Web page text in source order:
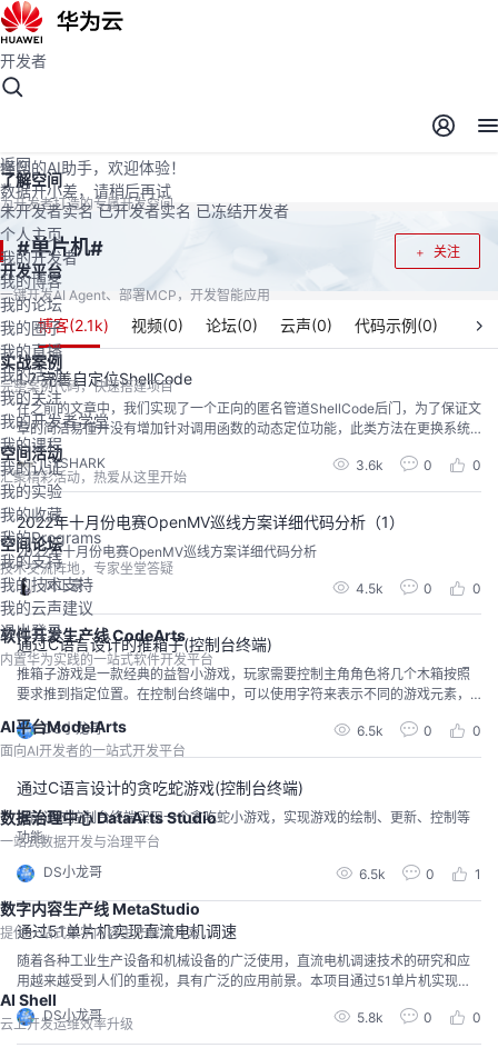
开发者空间
开发者空间
了解空间
为开发者打造的专属开发空间
开发平台
一键开发AI Agent、部署MCP，开发智能应用
实战案例
完整案例代码，快速搭建项目
空间活动
汇聚精彩活动，热爱从这里开始
空间论坛
技术交流阵地，专家坐堂答疑
软件开发生产线 CodeArts
内置华为实践的一站式软件开发平台
AI平台ModelArts
面向AI开发者的一站式开发平台
数据治理中心 DataArts Studio
一站式数据开发与治理平台
数字内容生产线 MetaStudio
提供一站式数字内容生产解决方案
AI Shell
云上开发运维效率升级
开发者
返回
未开发者实名 已开发者实名 已冻结开发者
个人主页
我的开发者
我的博客
我的论坛
我的圈子
我的直播
我的活动
我的关注
我的开发者学堂
我的课程
我的认证
我的实验
我的收藏
我的Programs
我的支持
我的技术支持
我的云声建议
退出登录
懂您的AI助手，欢迎体验！
数据开小差，请稍后再试
关注
#单片机#
博客(2.1k) 视频(0) 论坛(0) 云声(0) 代码示例(0)
1.7 完善自定位ShellCode
在之前的文章中，我们实现了一个正向的匿名管道ShellCode后门，为了保证文
章的简洁易懂并没有增加针对调用函数的动态定位功能，此类方法在更换系统
后则由于地址变化导致我们的后门无法正常使用，接下来将实现通过PEB获取G
etProcAddrees函数地址，并根据该函数实现所需其他函数的地址自定位功
能，通过枚举内存导出表的方式自动实现定位所需函数的动态地址，从而实现
后门的通用性。 1.7.1 通...
LYSHARK 3.6k 0 0
2022年十月份电赛OpenMV巡线方案详细代码分析（1）
2022年十月份电赛OpenMV巡线方案详细代码分析
风正豪 4.5k 0 0
通过C语言设计的推箱子(控制台终端)
推箱子游戏是一款经典的益智小游戏，玩家需要控制主角角色将几个木箱按照
要求推到指定位置。在控制台终端中，可以使用字符来表示不同的游戏元素，
例如 '#' 表示墙壁， ' ' 表示空地， '$' 表示木箱， '@' 表示主角角色， '+' 表示
完成任务的目标位置。
DS小龙哥 6.5k 0 0
通过C语言设计的贪吃蛇游戏(控制台终端)
当前通过控制台终端实现一个贪吃蛇小游戏，实现游戏的绘制、更新、控制等
功能。
DS小龙哥 6.5k 0 1
通过51单片机实现直流电机调速
随着各种工业生产设备和机械设备的广泛使用，直流电机调速技术的研究和应
用越来越受到人们的重视，具有广泛的应用前景。本项目通过51单片机实现直
流电机调速功能，为实际工程应用提供一个可靠和有效的调速方案。
DS小龙哥
5.8k 0 0